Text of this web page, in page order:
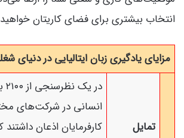
انتخاب بیشتری برای فضای کاریتان
مزایای یادگیری زبان ایتالیایی در دنیای
تمایل
انسانی در شرکت‌های
کارفرمایان اذعان داشتند